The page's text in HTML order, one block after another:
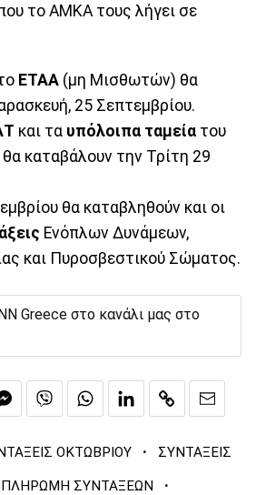
το ΑΜΚΑ τους λήγει σε
ΕΤΑΑ (μη Μισθωτών) θα
25 Σεπτεμβρίου.
και τα υπόλοιπα ταμεία του
καταβάλουν την Τρίτη 29
θα καταβληθούν και οι
Ενόπλων Δυνάμεων,
και Πυροσβεστικού Σώματος.
Greece στο κανάλι μας στο
ΟΚΤΩΒΡΙΟΥ · ΣΥΝΤΑΞΕΙΣ
ΠΛΗΡΩΜΗ ΣΥΝΤΑΞΕΩΝ ·